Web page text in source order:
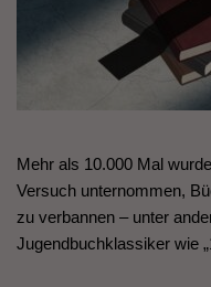
Mehr als 10.000 Mal
Versuch unternommen,
zu verbannen – unter
Jugendbuchklassiker wie